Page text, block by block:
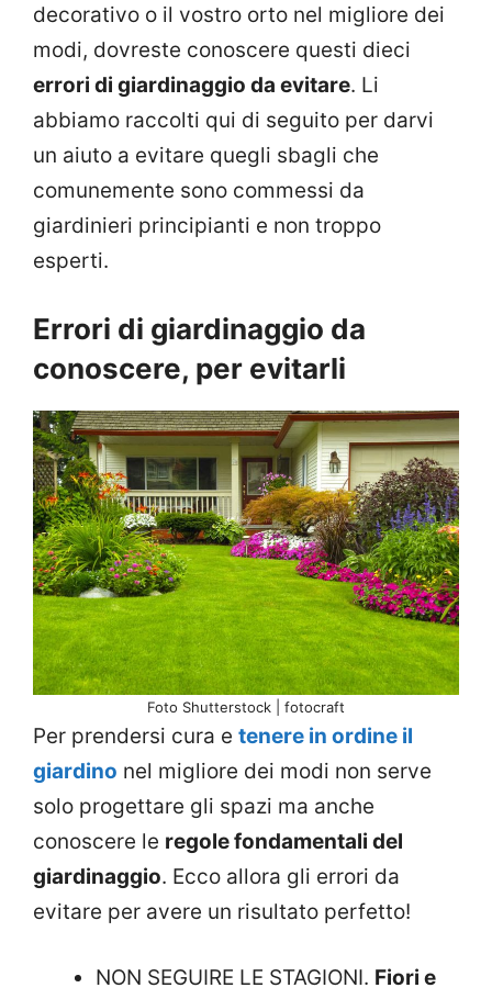
decorativo o il vostro orto nel migliore dei
modi, dovreste conoscere questi dieci
errori di giardinaggio da evitare. Li
abbiamo raccolti qui di seguito per darvi
un aiuto a evitare quegli sbagli che
comunemente sono commessi da
giardinieri principianti e non troppo
esperti.
Errori di giardinaggio da
conoscere, per evitarli
Foto Shutterstock | fotocraft
Per prendersi cura e tenere in ordine il
giardino nel migliore dei modi non serve
solo progettare gli spazi ma anche
conoscere le regole fondamentali del
giardinaggio. Ecco allora gli errori da
evitare per avere un risultato perfetto!
NON SEGUIRE LE STAGIONI. Fiori e